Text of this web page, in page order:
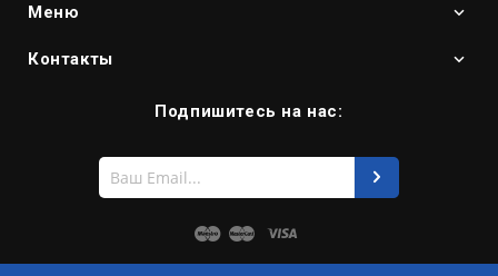
Меню
Контакты
Подпишитесь на нас:
Введите
e-
Maestro
Master